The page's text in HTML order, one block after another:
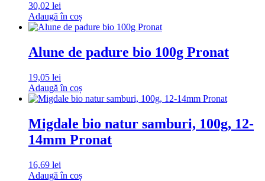
30,02 lei
Adaugă în coș
Alune de padure bio 100g Pronat
19,05 lei
Adaugă în coș
Migdale bio natur samburi, 100g, 12-
14mm Pronat
16,69 lei
Adaugă în coș